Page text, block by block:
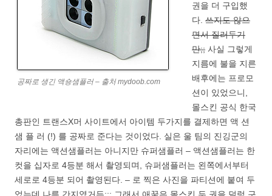
공짜로 생긴 액숑샘플러 – 출처 mydoob.com
권을 더 구입했
다. 쓰지도 않으
면서 질러두기
만;; 사실 그렇게
지름에 불을 지른
배후에는 프로모
션이 있었으니,
몰스킨 공식 한국
총판인 트랜스X머 사이트에서 아이템 두가지를 결제하면 액 션
샘 플 러 (!) 를 공짜로 준다는 것이었다. 실은 울 팀의 진깅군의
자리에는 액션샘플러는 아니지만 슈퍼샘플러 – 액션샘플러는 한
컷을 십자로 4등분 해서 촬영되며, 슈퍼샘플러는 왼쪽에서부터
세로로 4등분 되어 촬영된다. – 로 찍은 사진을 파티션에 붙여 두